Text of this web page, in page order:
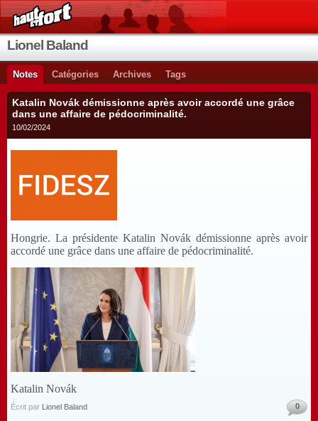
Lionel Baland
Notes Catégories Archives Tags
Katalin Novák démissionne après avoir accordé une grâce
dans une affaire de pédocriminalité.
10/02/2024
Hongrie. La présidente Katalin Novák démissionne après avoir
accordé une grâce dans une affaire de pédocriminalité.
Katalin Novák
Écrit par Lionel Baland 0